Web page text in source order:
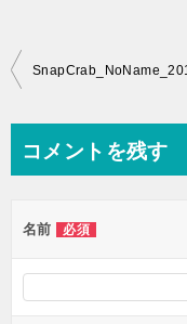
投
ビ
ー
シ
コメントを残す
名前 必須